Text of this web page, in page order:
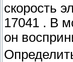
скорость
17041 . В
он